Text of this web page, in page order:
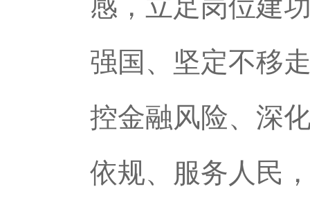
感，立足岗位建
强国、坚定不移
控金融风险、深
依规、服务人民